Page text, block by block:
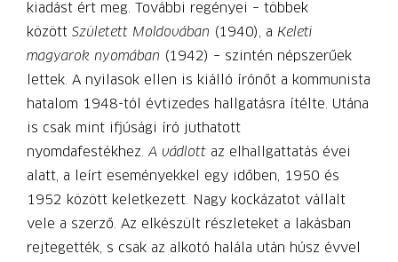
kiadást ért meg. További regényei – többek
között Született Moldovában (1940), a Keleti
magyarok nyomában (1942) – szintén népszerűek
lettek. A nyilasok ellen is kiálló írónőt a kommunista
hatalom 1948-tól évtizedes hallgatásra ítélte. Utána
is csak mint ifjúsági író juthatott
nyomdafestékhez. A vádlott az elhallgattatás évei
alatt, a leírt eseményekkel egy időben, 1950 és
1952 között keletkezett. Nagy kockázatot vállalt
vele a szerző. Az elkészült részleteket a lakásban
rejtegették, s csak az alkotó halála után húsz évvel